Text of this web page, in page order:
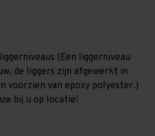
(Een liggerniveau
de liggers zijn afgewerkt in
voorzien van epoxy polyester.)
bij u op locatie!